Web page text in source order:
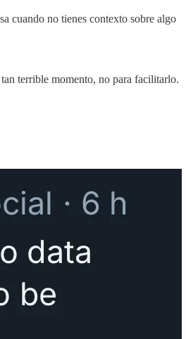
cuando no tienes contexto sobre algo
terrible momento, no para facilitarlo.